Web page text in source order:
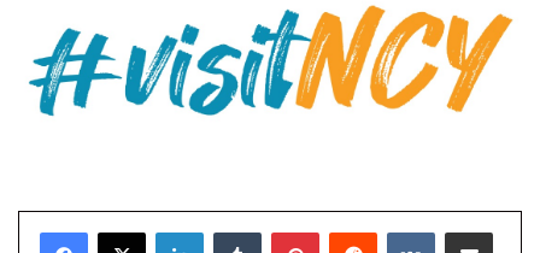
LinkedInTumblr PinterestReddit VKontakteE-Posta ile paylaş